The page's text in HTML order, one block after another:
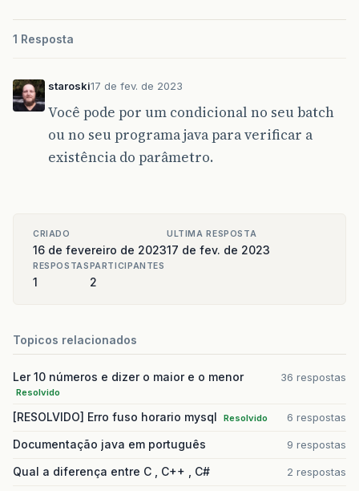
1 Resposta
staroski17 de fev. de 2023
Você pode por um condicional no seu batch
ou no seu programa java para verificar a
existência do parâmetro.
CRIADO
16 de fevereiro de 2023
ULTIMA RESPOSTA
17 de fev. de 2023
RESPOSTAS
1
PARTICIPANTES
2
Topicos relacionados
Ler 10 números e dizer o maior e o menor
Resolvido
36 respostas
[RESOLVIDO] Erro fuso horario mysql Resolvido 6 respostas
Documentação java em português 9 respostas
Qual a diferença entre C , C++ , C# 2 respostas